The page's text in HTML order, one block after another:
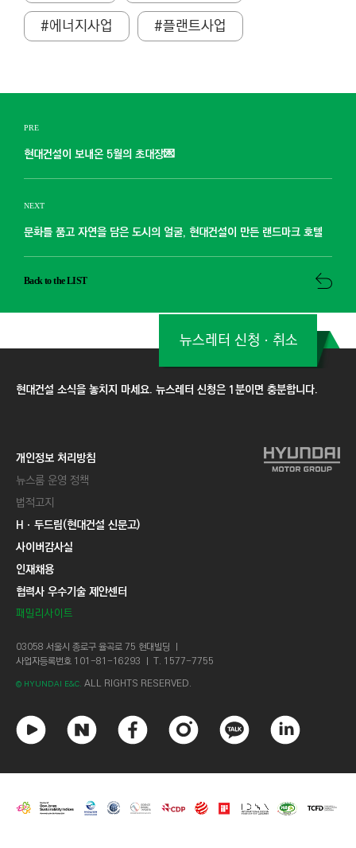
#에너지사업
#플랜트사업
PRE
현대건설이 보내온 5월의 초대장💌
NEXT
문화를 품고 자연을 담은 도시의 얼굴, 현대건설이 만든 랜드마크 호텔
Back to the LIST
현대건설 소식을 놓치지 마세요. 뉴스레터 신청은 1분이면 충분합니다.
뉴스레터 신청ㆍ취소
개인정보 처리방침
뉴스룸 운영 정책
법적고지
Hㆍ두드림(현대건설 신문고)
사이버감사실
인재채용
협력사 우수기술 제안센터
패밀리사이트
03058 서울시 종로구 율곡로 75 현대빌딩 ㅣ
사업자등록번호 101-81-16293 ㅣ T. 1577-7755
© HYUNDAI E&C. ALL RIGHTS RESERVED.
튜
브
이
이
스
북
스
타
그
카
오
톡
크
드
인